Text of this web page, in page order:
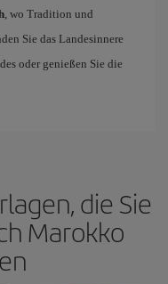
, wo Tradition und
Sie das Landesinnere
oder genießen Sie die
die Sie
Marokko